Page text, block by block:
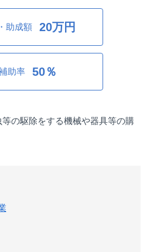
助成額 20万円
助率 50％
の駆除をする機械や器具等の購